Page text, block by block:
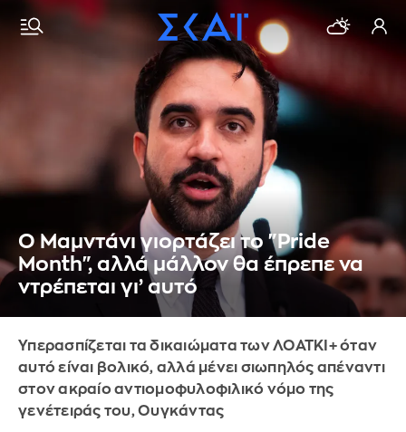
Ο Μαμντάνι γιορτάζει το "Pride
Month", αλλά μάλλον θα έπρεπε να
ντρέπεται γι’ αυτό
Υπερασπίζεται τα δικαιώματα των ΛΟΑΤΚΙ+ όταν
αυτό είναι βολικό, αλλά μένει σιωπηλός απέναντι
στον ακραίο αντιομοφυλοφιλικό νόμο της
γενέτειράς του, Ουγκάντας